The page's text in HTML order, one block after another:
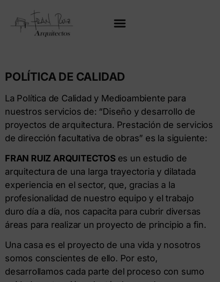
POLÍTICA DE CALIDAD
La Política de Calidad y Medioambiente para
nuestros servicios de: “Diseño y desarrollo de
proyectos de arquitectura. Prestación de servicios
de dirección facultativa de obras” es la siguiente:
FRAN RUIZ ARQUITECTOS es un estudio de
arquitectura de una larga trayectoria y dilatada
experiencia en el sector, que, gracias a la
profesionalidad de nuestro equipo y el trabajo
duro día a día, nos capacita para cubrir diversas
áreas para realizar un proyecto de principio a fin.
Una casa es el proyecto de una vida y nosotros
somos conscientes de ello. Por esto,
desarrollamos cada parte del proceso con sumo